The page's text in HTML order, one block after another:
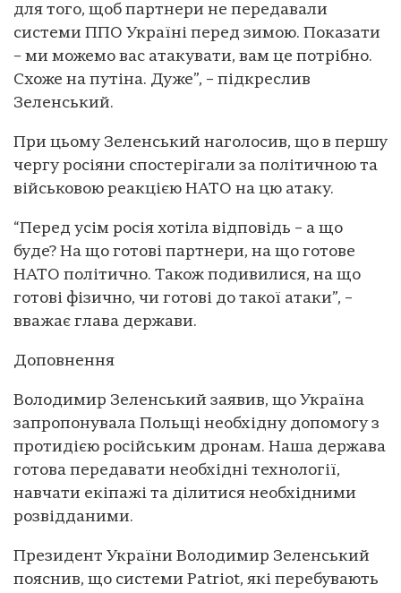
для того, щоб партнери не передавали
системи ППО Україні перед зимою. Показати
– ми можемо вас атакувати, вам це потрібно.
Схоже на путіна. Дуже”, – підкреслив
Зеленський.
При цьому Зеленський наголосив, що в першу
чергу росіяни спостерігали за політичною та
військовою реакцією НАТО на цю атаку.
“Перед усім росія хотіла відповідь – а що
буде? На що готові партнери, на що готове
НАТО політично. Також подивилися, на що
готові фізично, чи готові до такої атаки”, –
вважає глава держави.
Доповнення
Володимир Зеленський заявив, що Україна
запропонувала Польщі необхідну допомогу з
протидією російським дронам. Наша держава
готова передавати необхідні технології,
навчати екіпажі та ділитися необхідними
розвідданими.
Президент України Володимир Зеленський
пояснив, що системи Patriot, які перебувають